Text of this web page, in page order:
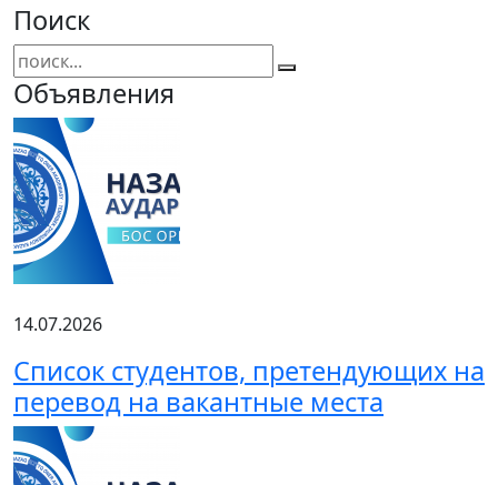
Поиск
Объявления
14.07.2026
Список студентов, претендующих на
перевод на вакантные места